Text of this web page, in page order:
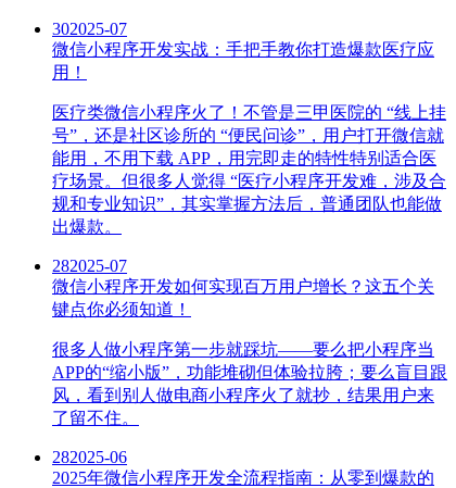
302025-07
微信小程序开发实战：手把手教你打造爆款医疗应
用！
医疗类微信小程序火了！不管是三甲医院的 “线上挂
号”，还是社区诊所的 “便民问诊”，用户打开微信就
能用，不用下载 APP，用完即走的特性特别适合医
疗场景。但很多人觉得 “医疗小程序开发难，涉及合
规和专业知识”，其实掌握方法后，普通团队也能做
出爆款。
282025-07
微信小程序开发如何实现百万用户增长？这五个关
键点你必须知道！
很多人做小程序第一步就踩坑——要么把小程序当
APP的“缩小版”，功能堆砌但体验拉胯；要么盲目跟
风，看到别人做电商小程序火了就抄，结果用户来
了留不住。
282025-06
2025年微信小程序开发全流程指南：从零到爆款的